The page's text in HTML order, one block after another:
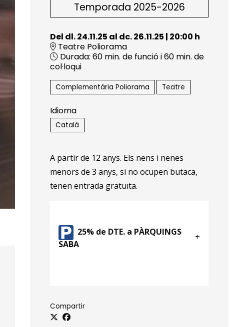
Temporada 2025-2026
Del dl. 24.11.25 al dc. 26.11.25 | 20:00 h
Teatre Poliorama
Durada: 60 min. de funció i 60 min. de
col·loqui
Complementària Poliorama Teatre
Idioma
Català
A partir de 12 anys. Els nens i nenes
menors de 3 anys, si no ocupen butaca,
tenen entrada gratuïta.
25% de DTE. a PÀRQUINGS
SABA
Compartir